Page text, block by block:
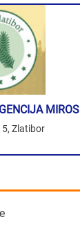
MIROS
Zlatibor